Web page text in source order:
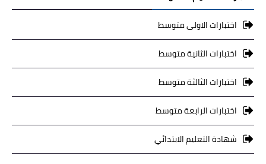
اختبارات الاولى متوسط
اختبارات الثانية متوسط
اختبارات الثالثة متوسط
اختبارات الرابعة متوسط
شهادة التعليم الابتدائي